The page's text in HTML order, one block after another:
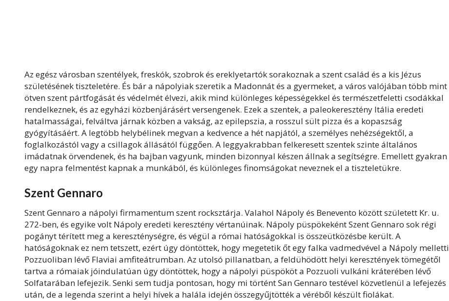
Az egész városban szentélyek, freskók, szobrok és ereklyetartók sorakoznak a szent család és a kis Jézus
születésének tiszteletére. És bár a nápolyiak szeretik a Madonnát és a gyermeket, a város valójában több mint
ötven szent pártfogását és védelmét élvezi, akik mind különleges képességekkel és természetfeletti csodákkal
rendelkeznek, és az egyházi közbenjárásért versengenek. Ezek a szentek, a paleokeresztény Itália eredeti
hatalmasságai, felváltva járnak közben a vakság, az epilepszia, a rosszul sült pizza és a kopaszság
gyógyításáért. A legtöbb helybélinek megvan a kedvence a hét napjától, a személyes nehézségektől, a
foglalkozástól vagy a csillagok állásától függően. A leggyakrabban felkeresett szentek szinte általános
imádatnak örvendenek, és ha bajban vagyunk, minden bizonnyal készen állnak a segítségre. Emellett gyakran
egy napra felmentést kapnak a munkából, és különleges finomságokat neveznek el a tiszteletükre.
Szent Gennaro
Szent Gennaro a nápolyi firmamentum szent rocksztárja. Valahol Nápoly és Benevento között született Kr. u.
272-ben, és egyike volt Nápoly eredeti keresztény vértanúinak. Nápoly püspökeként Szent Gennaro sok régi
pogányt térített meg a kereszténységre, és végül a római hatóságokkal is összeütközésbe került. A
hatóságoknak ez nem tetszett, ezért úgy döntöttek, hogy megetetik őt egy falka vadmedvével a Nápoly melletti
Pozzuoliban lévő Flaviai amfiteátrumban. Az utolsó pillanatban, a feldühödött helyi keresztények tömegétől
tartva a rómaiak jóindulatúan úgy döntöttek, hogy a nápolyi püspököt a Pozzuoli vulkáni kráterében lévő
Solfatarában lefejezik. Senki sem tudja pontosan, hogy mi történt San Gennaro testével közvetlenül a lefejezés
után, de a legenda szerint a helyi hívek a halála idején összegyűjtötték a véréből készült fiolákat.